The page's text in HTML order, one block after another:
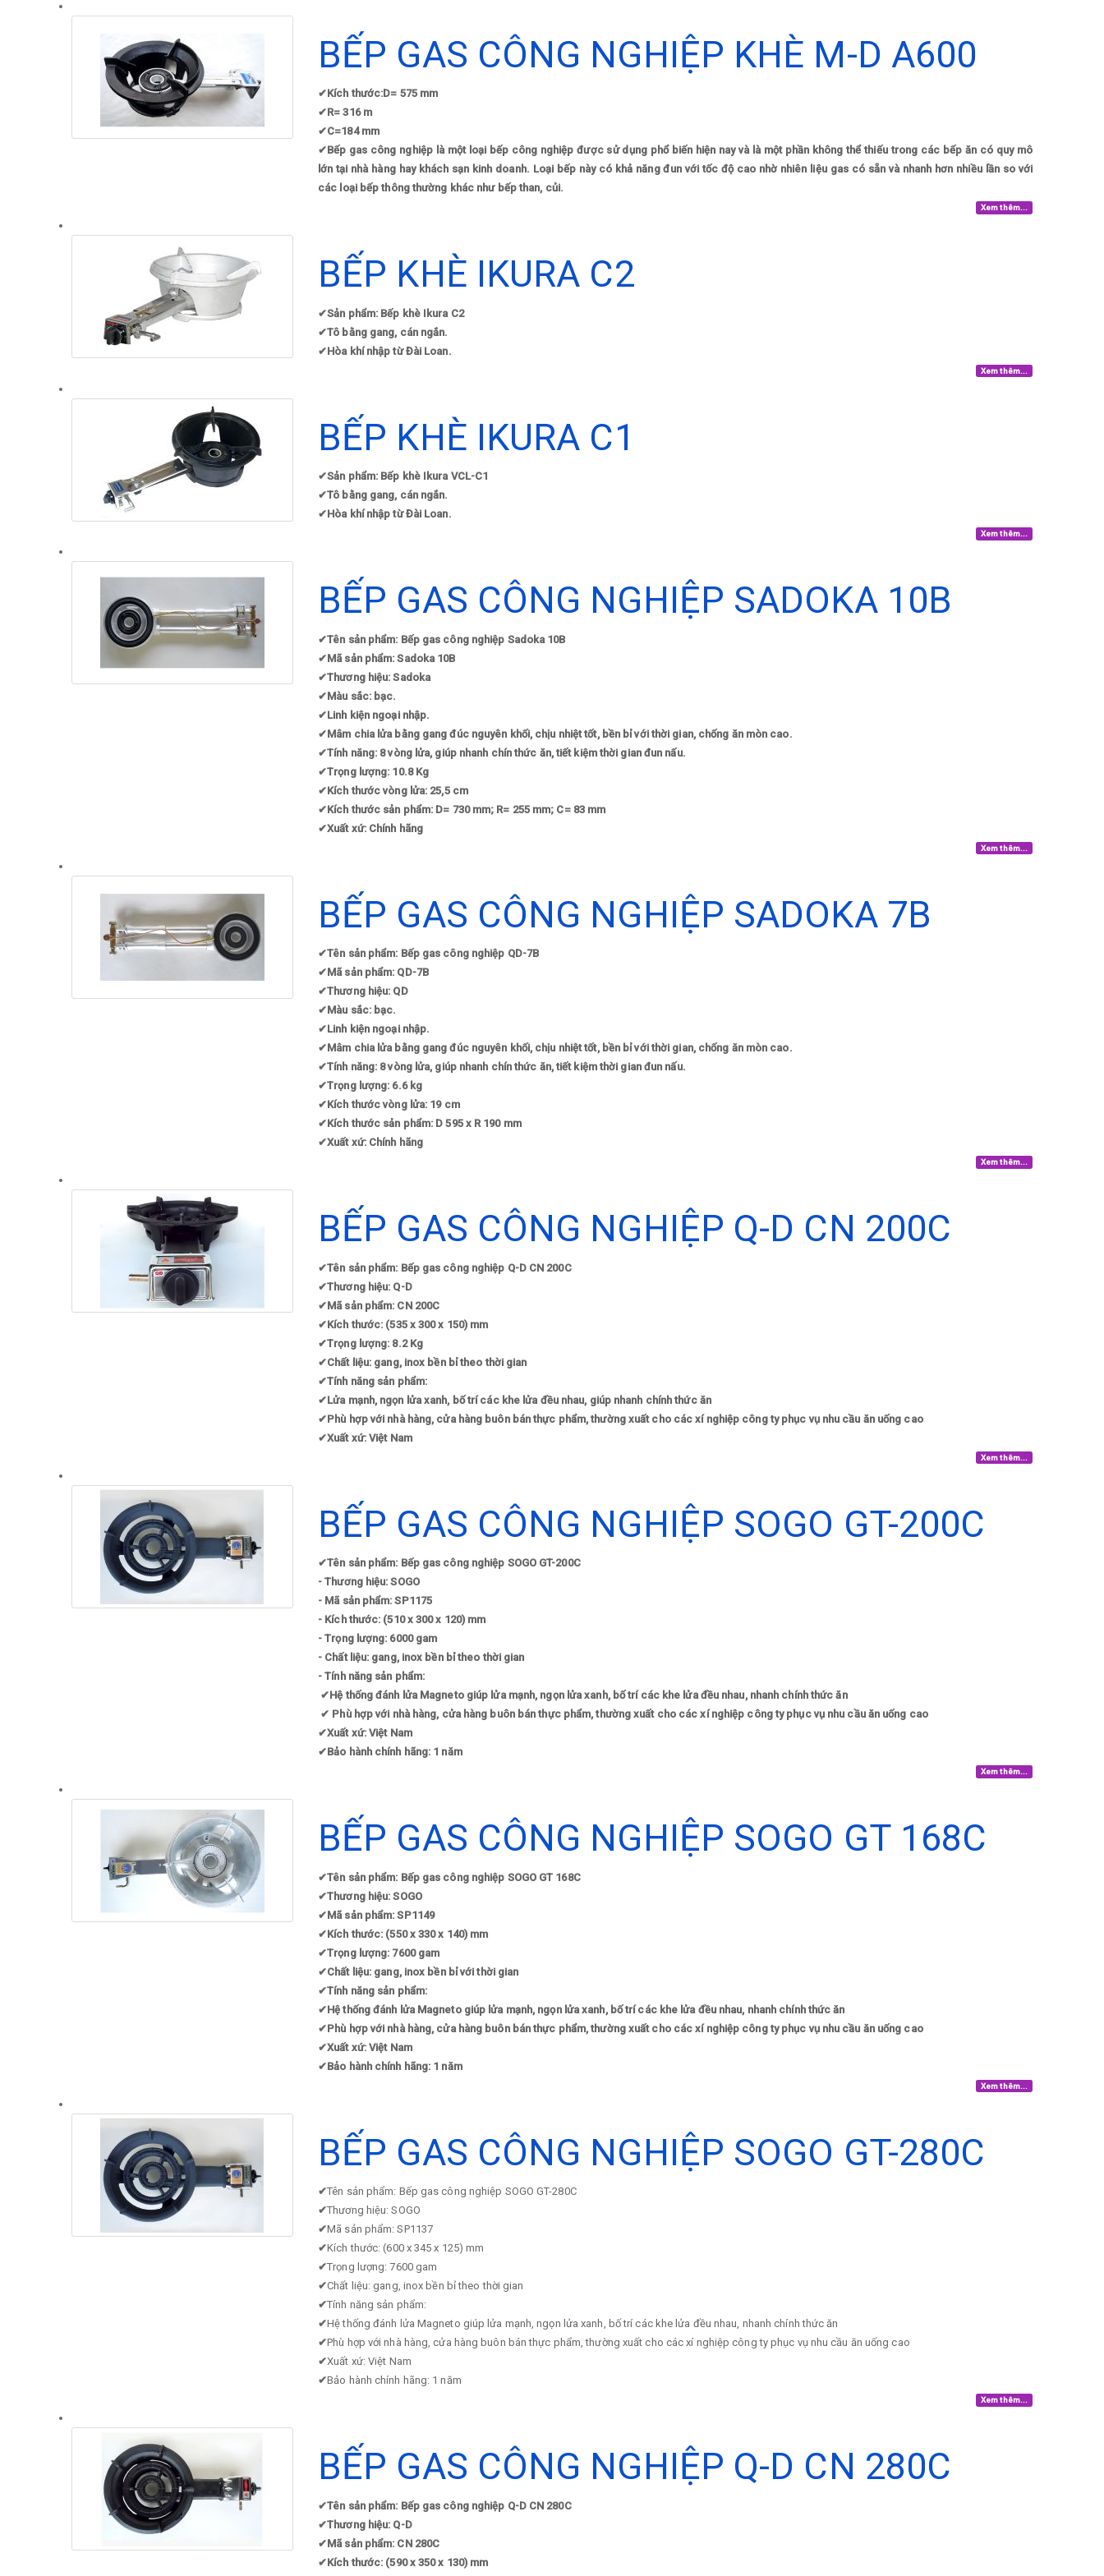
BẾP GAS CÔNG NGHIỆP KHÈ M-D A600
✔Kích thước:D= 575 mm
✔R= 316 m
✔C=184 mm
✔Bếp gas công nghiệp là một loại bếp công nghiệp được sử dụng phổ biến hiện nay và là một phần không thể thiếu trong các bếp ăn có quy mô
lớn tại nhà hàng hay khách sạn kinh doanh. Loại bếp này có khả năng đun với tốc độ cao nhờ nhiên liệu gas có sẵn và nhanh hơn nhiều lần so với
các loại bếp thông thường khác như bếp than, củi.
Xem thêm...
BẾP KHÈ IKURA C2
✔Sản phẩm: Bếp khè Ikura C2
✔Tô bằng gang, cán ngắn.
✔Hòa khí nhập từ Đài Loan.
Xem thêm...
BẾP KHÈ IKURA C1
✔Sản phẩm: Bếp khè Ikura VCL-C1
✔Tô bằng gang, cán ngắn.
✔Hòa khí nhập từ Đài Loan.​
Xem thêm...
BẾP GAS CÔNG NGHIỆP SADOKA 10B
✔Tên sản phẩm: Bếp gas công nghiệp Sadoka 10B
✔Mã sản phẩm: Sadoka 10B
✔Thương hiệu: Sadoka
✔Màu sắc: bạc.
✔Linh kiện ngoại nhập.
✔Mâm chia lửa bằng gang đúc nguyên khối, chịu nhiệt tốt, bền bỉ với thời gian, chống ăn mòn cao.
✔Tính năng: 8 vòng lửa, giúp nhanh chín thức ăn, tiết kiệm thời gian đun nấu.
✔Trọng lượng: 10.8 Kg
✔Kích thước vòng lửa: 25,5 cm
✔Kích thước sản phẩm: D= 730 mm; R= 255 mm; C= 83 mm
✔Xuất xứ: Chính hãng
Xem thêm...
BẾP GAS CÔNG NGHIỆP SADOKA 7B
✔Tên sản phẩm: Bếp gas công nghiệp QD-7B
✔Mã sản phẩm: QD-7B
✔Thương hiệu: QD
✔Màu sắc: bạc.
✔Linh kiện ngoại nhập.
✔Mâm chia lửa bằng gang đúc nguyên khối, chịu nhiệt tốt, bền bỉ với thời gian, chống ăn mòn cao.
✔Tính năng: 8 vòng lửa, giúp nhanh chín thức ăn, tiết kiệm thời gian đun nấu.
✔Trọng lượng: 6.6 kg
✔Kích thước vòng lửa: 19 cm
✔Kích thước sản phẩm: D 595 x R 190 mm
✔Xuất xứ: Chính hãng
Xem thêm...
BẾP GAS CÔNG NGHIỆP Q-D CN 200C
✔Tên sản phẩm: Bếp gas công nghiệp Q-D CN 200C
✔Thương hiệu: Q-D
✔Mã sản phẩm: CN 200C
✔Kích thước: (535 x 300 x 150) mm
✔Trọng lượng: 8.2 Kg
✔Chất liệu: gang, inox bền bỉ theo thời gian
✔Tính năng sản phẩm:
✔Lửa mạnh, ngọn lửa xanh, bố trí các khe lửa đều nhau, giúp nhanh chính thức ăn
✔Phù hợp với nhà hàng, cửa hàng buôn bán thực phẩm, thường xuất cho các xí nghiệp công ty phục vụ nhu cầu ăn uống cao
✔Xuất xứ: Việt Nam
Xem thêm...
BẾP GAS CÔNG NGHIỆP SOGO GT-200C
✔Tên sản phẩm: Bếp gas công nghiệp SOGO GT-200C
- Thương hiệu: SOGO
- Mã sản phẩm: SP1175
- Kích thước: (510 x 300 x 120) mm
- Trọng lượng: 6000 gam
- Chất liệu: gang, inox bền bỉ theo thời gian
- Tính năng sản phẩm:
✔Hệ thống đánh lửa Magneto giúp lửa mạnh, ngọn lửa xanh, bố trí các khe lửa đều nhau, nhanh chính thức ăn
✔ Phù hợp với nhà hàng, cửa hàng buôn bán thực phẩm, thường xuất cho các xí nghiệp công ty phục vụ nhu cầu ăn uống cao
✔Xuất xứ: Việt Nam
✔Bảo hành chính hãng: 1 năm
Xem thêm...
BẾP GAS CÔNG NGHIỆP SOGO GT 168C
✔Tên sản phẩm: Bếp gas công nghiệp SOGO GT 168C
✔Thương hiệu: SOGO
✔Mã sản phẩm: SP1149
✔Kích thước: (550 x 330 x 140) mm
✔Trọng lượng: 7600 gam
✔Chất liệu: gang, inox bền bỉ với thời gian
✔Tính năng sản phẩm:
✔Hệ thống đánh lửa Magneto giúp lửa mạnh, ngọn lửa xanh, bố trí các khe lửa đều nhau, nhanh chính thức ăn
✔Phù hợp với nhà hàng, cửa hàng buôn bán thực phẩm, thường xuất cho các xí nghiệp công ty phục vụ nhu cầu ăn uống cao
✔Xuất xứ: Việt Nam
✔Bảo hành chính hãng: 1 năm
Xem thêm...
BẾP GAS CÔNG NGHIỆP SOGO GT-280C
✔Tên sản phẩm: Bếp gas công nghiệp SOGO GT-280C
✔Thương hiệu: SOGO
✔Mã sản phẩm: SP1137
✔Kích thước: (600 x 345 x 125) mm
✔Trọng lượng: 7600 gam
✔Chất liệu: gang, inox bền bỉ theo thời gian
✔Tính năng sản phẩm:
✔Hệ thống đánh lửa Magneto giúp lửa mạnh, ngọn lửa xanh, bố trí các khe lửa đều nhau, nhanh chính thức ăn
✔Phù hợp với nhà hàng, cửa hàng buôn bán thực phẩm, thường xuất cho các xí nghiệp công ty phục vụ nhu cầu ăn uống cao
✔Xuất xứ: Việt Nam
✔Bảo hành chính hãng: 1 năm
Xem thêm...
BẾP GAS CÔNG NGHIỆP Q-D CN 280C
✔Tên sản phẩm: Bếp gas công nghiệp Q-D CN 280C
✔Thương hiệu: Q-D
✔Mã sản phẩm: CN 280C
✔Kích thước: (590 x 350 x 130) mm